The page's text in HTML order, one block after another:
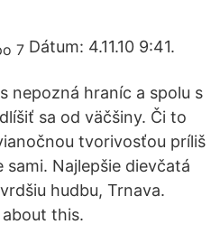
Dátum: 4.11.10 9:41.
nepozná hraníc a spolu s
sa od väčšiny. Či to
tvorivosťou príliš
Najlepšie dievčatá
hudbu, Trnava.
about this.